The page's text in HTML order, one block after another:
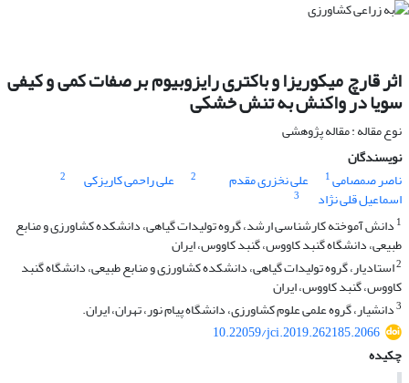
اثر قارچ میکوریزا و باکتری رایزوبیوم بر صفات کمی و کیفی
سویا در واکنش به تنش خشکی
نوع مقاله : مقاله پژوهشی
نویسندگان
ناصر صمصامی1 علی نخزری مقدم 2 علی راحمی کاریزکی 2
اسماعیل قلی نژاد
3
1 دانش آموخته کارشناسی ارشد، گروه تولیدات گیاهی، دانشکده کشاورزی و منابع
طبیعی، دانشگاه گنبد کاووس، گنبد کاووس، ایران
2استادیار، گروه تولیدات گیاهی، دانشکده کشاورزی و منابع طبیعی، دانشگاه گنبد
کاووس، گنبد کاووس، ایران
3دانشیار، گروه علمی علوم کشاورزی، دانشگاه پیام نور، تهران، ایران.
10.22059/jci.2019.262185.2066
چکیده